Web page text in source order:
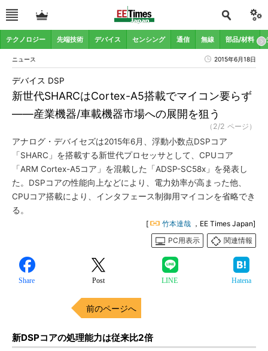
テクノロジー 先端技術 デバイス センシング 通信 無線 部品/材料
ニュース 2015年6月18日
新世代SHARCはCortex-A5搭載でマイコン要らず
――産業機器/車載機器市場への展開を狙う
デバイス DSP
（2/2 ページ）
アナログ・デバイセズは2015年6月、浮動小数点DSPコア
「SHARC」を搭載する新世代プロセッサとして、CPUコア
「ARM Cortex-A5コア」を混載した「ADSP-SC58x」を発表し
た。DSPコアの性能向上などにより、電力効率が高まった他、
CPUコア搭載により、インタフェース制御用マイコンを省略でき
る。
[ 竹本達哉 ，EE Times Japan]
PC用表示
関連情報
Share Post LINE Hatena
前のページへ
新DSPコアの処理能力は従来比2倍